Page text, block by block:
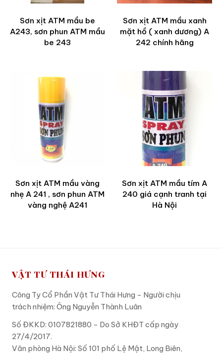
Sơn xịt ATM mầu be
A243, sơn phun ATM mầu
be 243
Sơn xịt ATM mầu xanh
mặt hồ ( xanh dương) A
242 chính hãng
Sơn xịt ATM mầu vàng
nhẹ A 241 , sơn phun ATM
vàng nghệ A241
Sơn xịt ATM mầu tím A
240 giá cạnh tranh tại
Hà Nội
VẬT TƯ THÁI HƯNG
Công Ty Cổ Phần Vật Tư Thái Hưng - Người chịu
trách nhiệm: Ông Nguyễn Thành Luân
Số ĐKKD: 0107821880 - Do Sở KHĐT cấp ngày
27/4/2017.
Văn phòng Hà Nội: Số 101 phố Lệ Mật, Long Biên,